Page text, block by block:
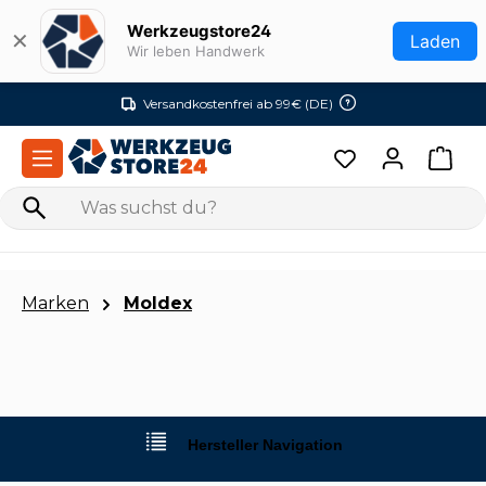
Zum Hauptinhalt springen
✕ Werkzeugstore24
Wir leben Handwerk Laden
Versandkostenfrei ab 99€ (DE)
Marken Moldex
Hersteller Navigation